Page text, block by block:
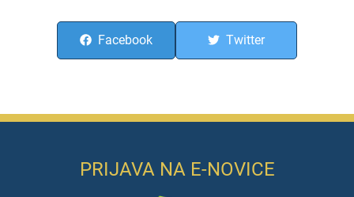
Facebook Twitter
PRIJAVA NA E-NOVICE